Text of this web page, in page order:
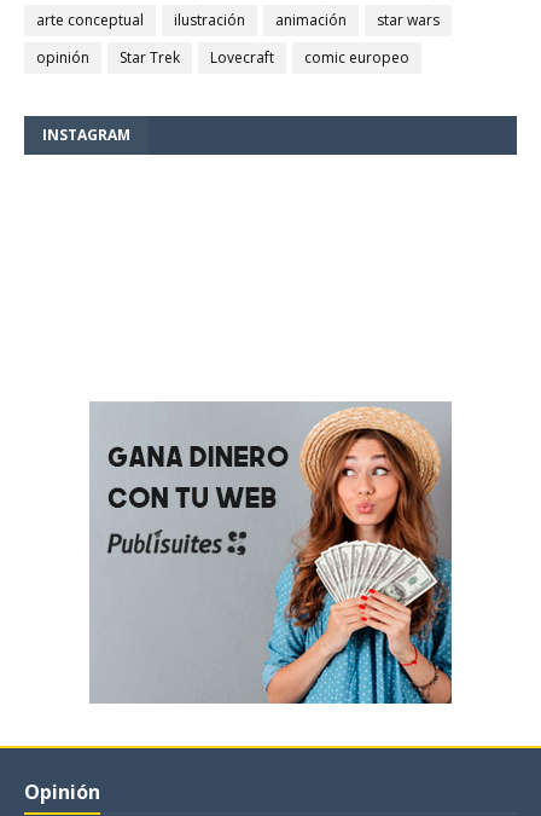
arte conceptual
ilustración animación
star wars
opinión
Star Trek Lovecraft comic europeo
INSTAGRAM
Opinión